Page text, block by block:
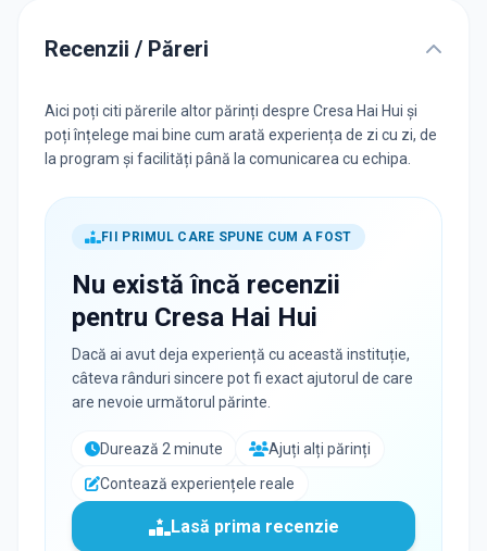
Recenzii / Păreri
Aici poți citi părerile altor părinți despre Cresa Hai Hui și
poți înțelege mai bine cum arată experiența de zi cu zi, de
la program și facilități până la comunicarea cu echipa.
FII PRIMUL CARE SPUNE CUM A FOST
Nu există încă recenzii
pentru Cresa Hai Hui
Dacă ai avut deja experiență cu această instituție,
câteva rânduri sincere pot fi exact ajutorul de care
are nevoie următorul părinte.
Durează 2 minute
Ajuți alți părinți
Contează experiențele reale
Lasă prima recenzie